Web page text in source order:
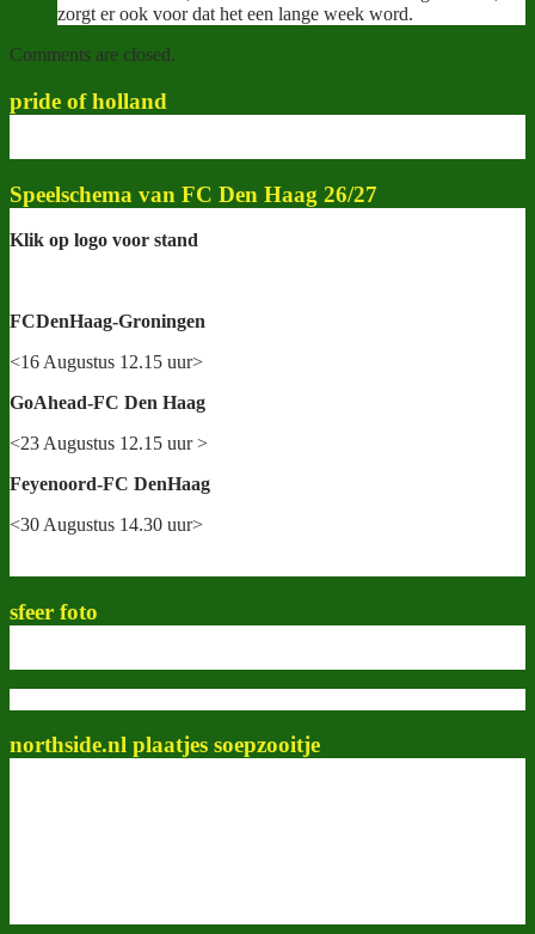
zorgt er ook voor dat het een lange week word.
Comments are closed.
pride of holland
Speelschema van FC Den Haag 26/27
Klik op logo voor stand
FCDenHaag-Groningen
<16 Augustus 12.15 uur>
GoAhead-FC Den Haag
<23 Augustus 12.15 uur >
Feyenoord-FC DenHaag
<30 Augustus 14.30 uur>
sfeer foto
northside.nl plaatjes soepzooitje